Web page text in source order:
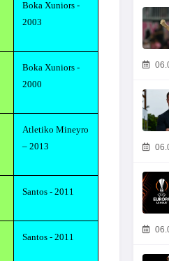
Boka Xuniors -
2003
Boka Xuniors -
2000
Atletiko Mineyro
– 2013
Santos - 2011
Santos - 2011